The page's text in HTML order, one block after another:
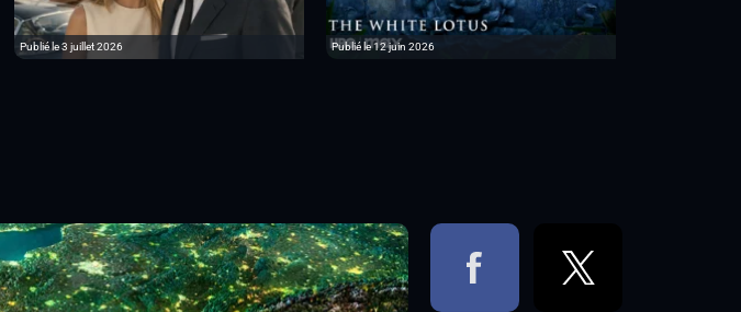
Publié le 3 juillet 2026 Publié le 12 juin 2026